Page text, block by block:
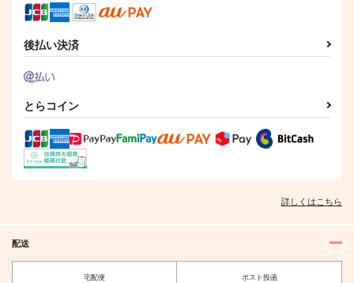
青い炎に触れてみた
その他
もっと知りたい!!きみ
ASSORTMENT イデ
後払い決済
とらコイン
詳しくはこちら
配送
宅配便 ポスト投函